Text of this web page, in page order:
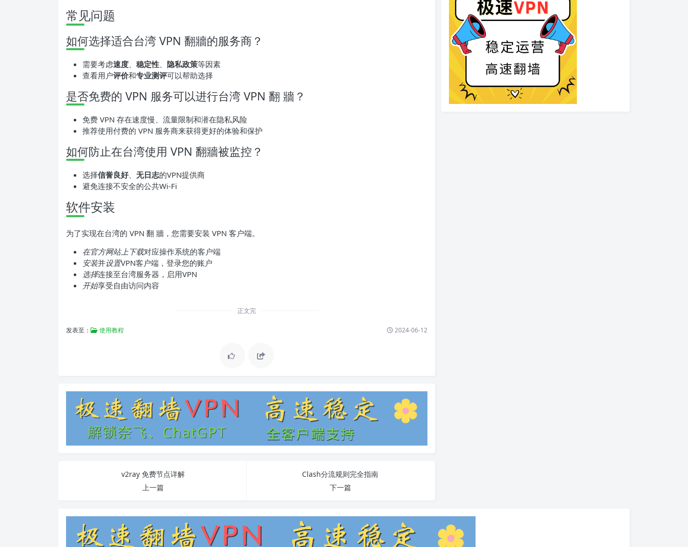
常见问题
如何选择适合台湾 VPN 翻牆的服务商？
需要考虑速度 稳定性 隐私政策等因素
查看用户评价和专业测评可以帮助选择
是否免费的 VPN 服务可以进行台湾 VPN 翻 牆？
免费 VPN 存在速度慢、流量限制和潜在隐私风险
推荐使用付费的 VPN 服务商来获得更好的体验和保护
如何防止在台湾使用 VPN 翻牆被监控？
选择信誉良好、 无日志的VPN提供商
避免连接不安全的公共Wi-Fi
软件安装
为了实现在台湾的 VPN 翻 牆，您需要安装 VPN 客户端。
在官方网站上下载对应操作系统的客户端
安装并设置VPN客户端，登录您的账户
选择连接至台湾服务器，启用VPN
开始享受自由访问内容
正文完
发表至： 使用教程 2024-06-12
v2ray 免费节点详解
上一篇
Clash分流规则完全指南
下一篇